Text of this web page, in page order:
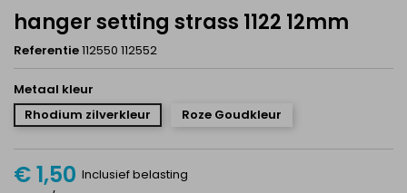
hanger setting strass 1122 12mm
Referentie112550 112552
Metaal kleur
Rhodium zilverkleur
Roze Goudkleur
€ 1,50 Inclusief belasting